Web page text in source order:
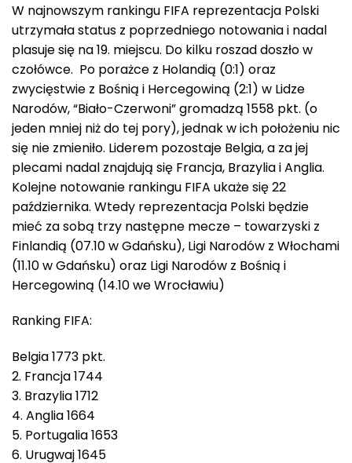
W najnowszym rankingu FIFA reprezentacja Polski
utrzymała status z poprzedniego notowania i nadal
plasuje się na 19. miejscu. Do kilku roszad doszło w
czołówce. Po porażce z Holandią (0:1) oraz
zwycięstwie z Bośnią i Hercegowiną (2:1) w Lidze
Narodów, “Biało-Czerwoni” gromadzą 1558 pkt. (o
jeden mniej niż do tej pory), jednak w ich położeniu nic
się nie zmieniło. Liderem pozostaje Belgia, a za jej
plecami nadal znajdują się Francja, Brazylia i Anglia.
Kolejne notowanie rankingu FIFA ukaże się 22
października. Wtedy reprezentacja Polski będzie
mieć za sobą trzy następne mecze – towarzyski z
Finlandią (07.10 w Gdańsku), Ligi Narodów z Włochami
(11.10 w Gdańsku) oraz Ligi Narodów z Bośnią i
Hercegowiną (14.10 we Wrocławiu)
Ranking FIFA:
Belgia 1773 pkt.
2. Francja 1744
3. Brazylia 1712
4. Anglia 1664
5. Portugalia 1653
6. Urugwaj 1645